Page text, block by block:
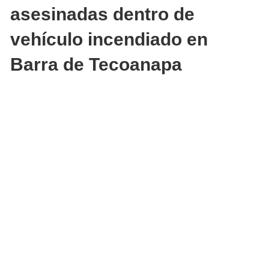
asesinadas dentro de
vehículo incendiado en
Barra de Tecoanapa